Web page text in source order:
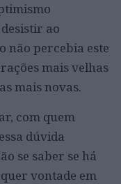
ao
não percebia este
mais velhas
mais novas.
com quem
dúvida
se saber se há
vontade em